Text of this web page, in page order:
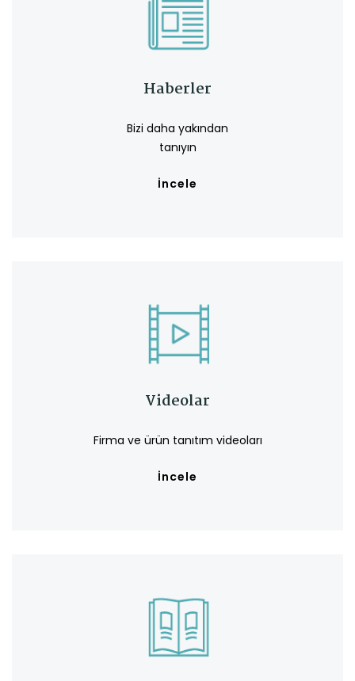
Haberler
Bizi daha yakından
tanıyın
İncele
Videolar
Firma ve ürün tanıtım videoları
İncele